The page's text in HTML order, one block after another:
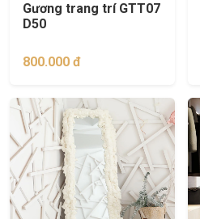
Gương trang trí GTT07
D50
800.000 đ